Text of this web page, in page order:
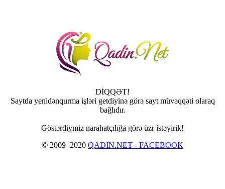
DİQQƏT!
Saytda yenidənqurma işləri getdiyinə görə sayt müvəqqəti olaraq
bağlıdır.
Göstərdiymiz narahatçılığa görə üzr istəyirik!
© 2009–2020 QADIN.NET - FACEBOOK